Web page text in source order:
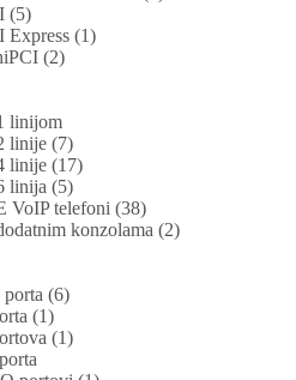
(5)
Express (1)
(2)
linijom
linije (7)
linije (17)
linija (5)
VoIP telefoni (38)
konzolama (2)
porta (6)
(1)
(1)